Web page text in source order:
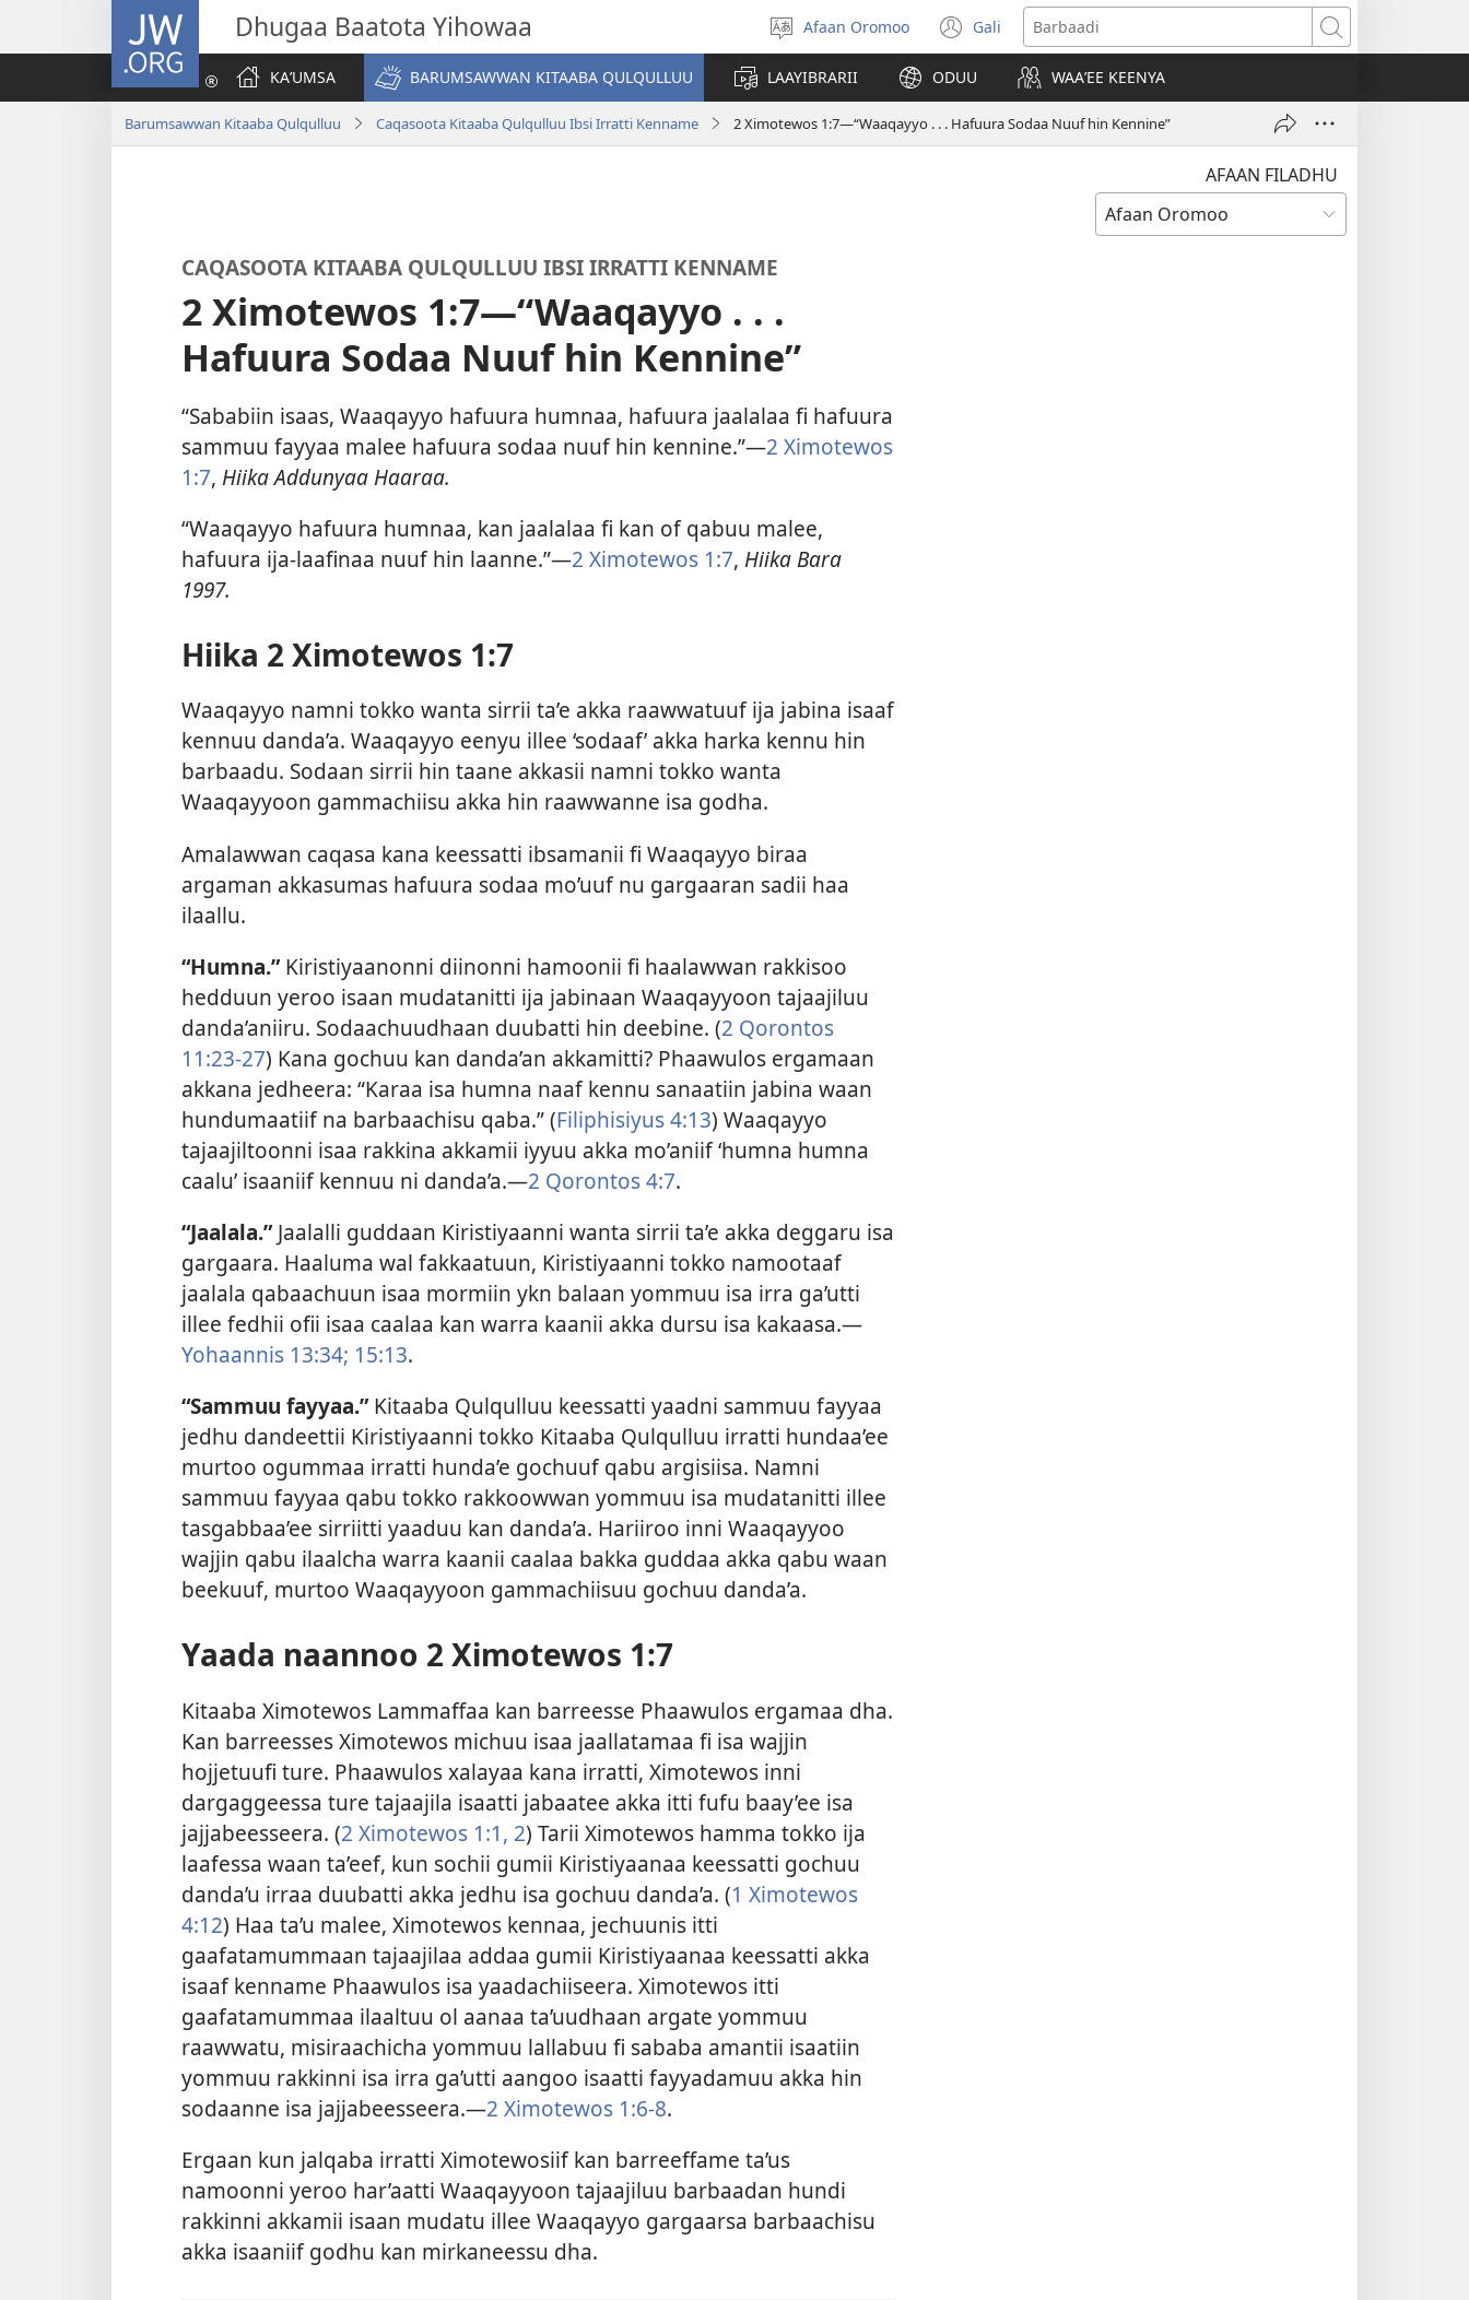
JW.ORG Dhugaa Baatota Yihowaa
Afaan
filadhu
Afaan Oromoo Gali
(opens
new
window)
Barbaadi
KAʼUMSA
BARUMSAWWAN KITAABA QULQULLUU LAAYIBRARII ODUU WAAʼEE KEENYA
Barumsawwan Kitaaba Qulqulluu Caqasoota Kitaaba Qulqulluu Ibsi Irratti Kenname 2 Ximotewos 1:7—“Waaqayyo . . . Hafuura Sodaa Nuuf hin Kennine”
AFAAN FILADHU
CAQASOOTA KITAABA QULQULLUU IBSI IRRATTI KENNAME
2 Ximotewos 1:7—“Waaqayyo . . .
Hafuura Sodaa Nuuf hin Kennine”
“Sababiin isaas, Waaqayyo hafuura humnaa, hafuura jaalalaa fi hafuura
sammuu fayyaa malee hafuura sodaa nuuf hin kennine.”—2 Ximotewos
1:7, Hiika Addunyaa Haaraa.
“Waaqayyo hafuura humnaa, kan jaalalaa fi kan of qabuu malee,
hafuura ija-laafinaa nuuf hin laanne.”—2 Ximotewos 1:7, Hiika Bara
1997.
Hiika 2 Ximotewos 1:7
Waaqayyo namni tokko wanta sirrii ta’e akka raawwatuuf ija jabina isaaf
kennuu danda’a. Waaqayyo eenyu illee ‘sodaaf’ akka harka kennu hin
barbaadu. Sodaan sirrii hin taane akkasii namni tokko wanta
Waaqayyoon gammachiisu akka hin raawwanne isa godha.
Amalawwan caqasa kana keessatti ibsamanii fi Waaqayyo biraa
argaman akkasumas hafuura sodaa mo’uuf nu gargaaran sadii haa
ilaallu.
“Humna.”Kiristiyaanonni diinonni hamoonii fi haalawwan rakkisoo
hedduun yeroo isaan mudatanitti ija jabinaan Waaqayyoon tajaajiluu
danda’aniiru. Sodaachuudhaan duubatti hin deebine. (2 Qorontos
11:23-27) Kana gochuu kan danda’an akkamitti? Phaawulos ergamaan
akkana jedheera: “Karaa isa humna naaf kennu sanaatiin jabina waan
hundumaatiif na barbaachisu qaba.” (Filiphisiyus 4:13) Waaqayyo
tajaajiltoonni isaa rakkina akkamii iyyuu akka mo’aniif ‘humna humna
caalu’ isaaniif kennuu ni danda’a.—2 Qorontos 4:7.
“Jaalala.”Jaalalli guddaan Kiristiyaanni wanta sirrii ta’e akka deggaru isa
gargaara. Haaluma wal fakkaatuun, Kiristiyaanni tokko namootaaf
jaalala qabaachuun isaa mormiin ykn balaan yommuu isa irra ga’utti
illee fedhii ofii isaa caalaa kan warra kaanii akka dursu isa kakaasa.—
Yohaannis 13:34; 15:13.
“Sammuu fayyaa.”Kitaaba Qulqulluu keessatti yaadni sammuu fayyaa
jedhu dandeettii Kiristiyaanni tokko Kitaaba Qulqulluu irratti hundaa’ee
murtoo ogummaa irratti hunda’e gochuuf qabu argisiisa. Namni
sammuu fayyaa qabu tokko rakkoowwan yommuu isa mudatanitti illee
tasgabbaa’ee sirriitti yaaduu kan danda’a. Hariiroo inni Waaqayyoo
wajjin qabu ilaalcha warra kaanii caalaa bakka guddaa akka qabu waan
beekuuf, murtoo Waaqayyoon gammachiisuu gochuu danda’a.
Yaada naannoo 2 Ximotewos 1:7
Kitaaba Ximotewos Lammaffaa kan barreesse Phaawulos ergamaa dha.
Kan barreesses Ximotewos michuu isaa jaallatamaa fi isa wajjin
hojjetuufi ture. Phaawulos xalayaa kana irratti, Ximotewos inni
dargaggeessa ture tajaajila isaatti jabaatee akka itti fufu baay’ee isa
jajjabeesseera. (2 Ximotewos 1:1, 2) Tarii Ximotewos hamma tokko ija
laafessa waan ta’eef, kun sochii gumii Kiristiyaanaa keessatti gochuu
danda’u irraa duubatti akka jedhu isa gochuu danda’a. (1 Ximotewos
4:12) Haa ta’u malee, Ximotewos kennaa, jechuunis itti
gaafatamummaan tajaajilaa addaa gumii Kiristiyaanaa keessatti akka
isaaf kenname Phaawulos isa yaadachiiseera. Ximotewos itti
gaafatamummaa ilaaltuu ol aanaa ta’uudhaan argate yommuu
raawwatu, misiraachicha yommuu lallabuu fi sababa amantii isaatiin
yommuu rakkinni isa irra ga’utti aangoo isaatti fayyadamuu akka hin
sodaanne isa jajjabeesseera.—2 Ximotewos 1:6-8.
Ergaan kun jalqaba irratti Ximotewosiif kan barreeffame ta’us
namoonni yeroo har’aatti Waaqayyoon tajaajiluu barbaadan hundi
rakkinni akkamii isaan mudatu illee Waaqayyo gargaarsa barbaachisu
akka isaaniif godhu kan mirkaneessu dha.